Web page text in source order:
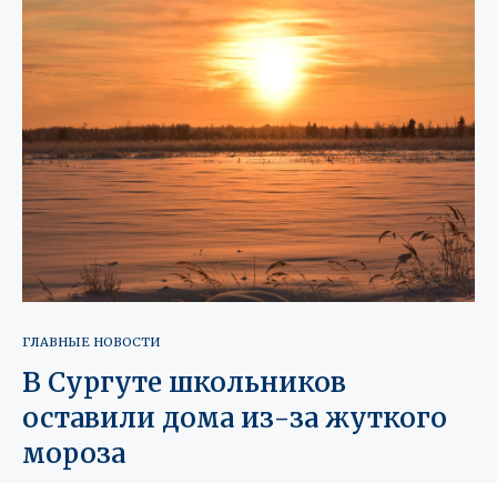
ГЛАВНЫЕ НОВОСТИ
В Сургуте школьников
оставили дома из-за жуткого
мороза